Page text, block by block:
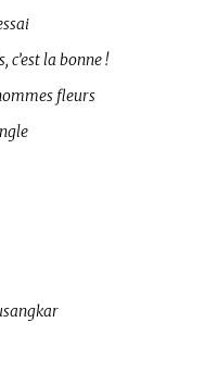
c’est la bonne !
fleurs